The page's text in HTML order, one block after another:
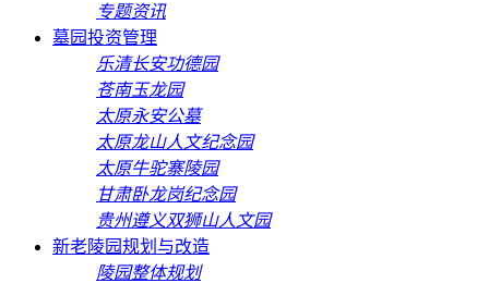
专题资讯
墓园投资管理
乐清长安功德园
苍南玉龙园
太原永安公墓
太原龙山人文纪念园
太原牛驼寨陵园
甘肃卧龙岗纪念园
贵州遵义双狮山人文园
新老陵园规划与改造
陵园整体规划